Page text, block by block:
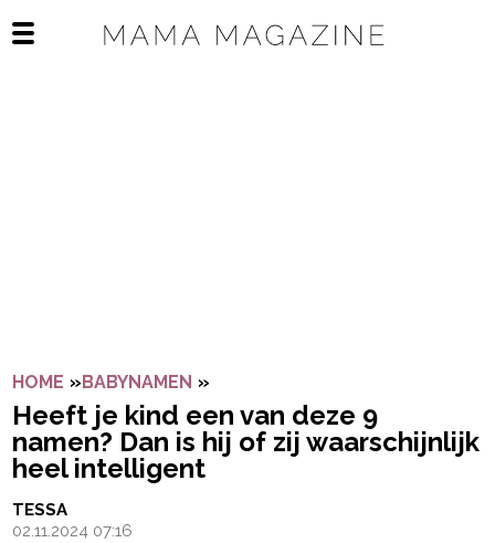
Open het mobiele menu
HOME »BABYNAMEN »
Heeft je kind een van deze 9
namen? Dan is hij of zij waarschijnlijk
heel intelligent
TESSA
02.11.2024 07:16